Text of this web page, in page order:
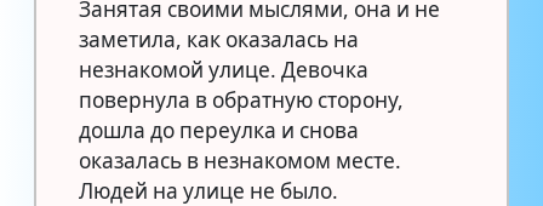
Занятая своими мыслями, она и не
заметила, как оказалась на
незнакомой улице. Девочка
повернула в обратную сторону,
дошла до переулка и снова
оказалась в незнакомом месте.
Людей на улице не было.